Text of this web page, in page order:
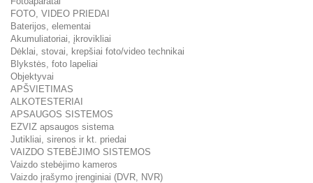
FOTO, VIDEO PRIEDAI
Baterijos, elementai
Akumuliatoriai, įkrovikliai
Dėklai, stovai, krepšiai foto/video technikai
Blykstės, foto lapeliai
Objektyvai
APŠVIETIMAS
ALKOTESTERIAI
APSAUGOS SISTEMOS
EZVIZ apsaugos sistema
Jutikliai, sirenos ir kt. priedai
VAIZDO STEBĖJIMO SISTEMOS
Vaizdo stebėjimo kameros
Vaizdo įrašymo įrenginiai (DVR, NVR)